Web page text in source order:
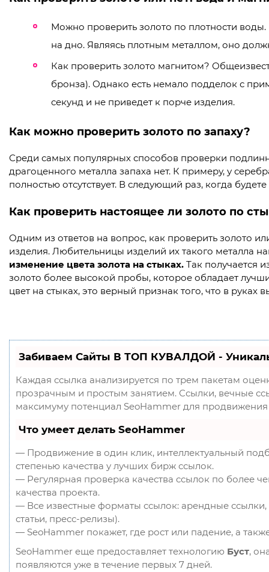
Можно проверить золото по плотности воды.
на дно. Являясь плотным металлом, оно
Как проверить золото магнитом?
бронза). Однако есть немало подделок с
секунд и не приведет к порче изделия.
Как можно проверить золото по запаху?
Среди самых популярных способов проверки
драгоценного металла запаха нет. К примеру, у
полностью отсутствует. В следующий раз, когда
Как проверить настоящее ли золото по
Одним из ответов на вопрос, как проверить золото
изделия. Любительницы изделий их такого металла
изменение цвета золота на стыках. Так получается
золото более высокой пробы, которое обладает
цвет на стыках, это верный признак того, что в руках
Забиваем Сайты В ТОП КУВАЛДОЙ -
Каждая ссылка анализируется по трем пакетам
прозрачным и простым занятием. Ссылки, вечные
максимуму потенциал SeoHammer для продвижения
Что умеет делать SeoHammer
— Продвижение в один клик, интеллектуальный
степенью качества у лучших бирж ссылок.
— Регулярная проверка качества ссылок по более
качества проекта.
— Все известные форматы ссылок: арендные
статьи, пресс-релизы).
— SeoHammer покажет, где рост или падение, а
SeoHammer еще предоставляет технологию Буст,
появляются уже в течение первых 7 дней.